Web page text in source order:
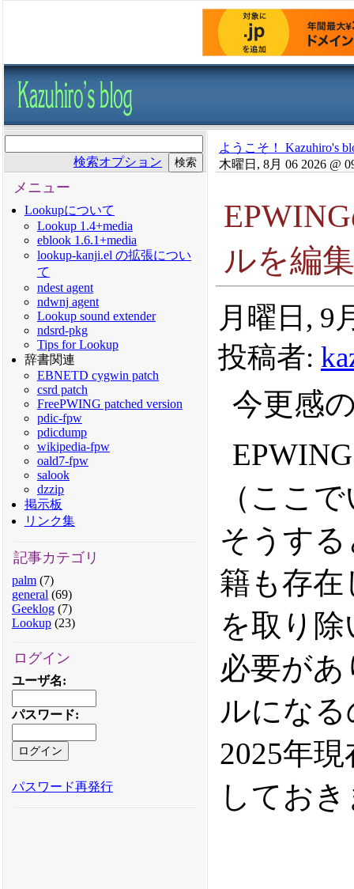
検索オプション
メニュー
Lookupについて
Lookup 1.4+media
eblook 1.6.1+media
lookup-kanji.el の拡張につい
て
ndest agent
ndwnj agent
Lookup sound extender
ndsrd-pkg
Tips for Lookup
辞書関連
EBNETD cygwin patch
csrd patch
FreePWING patched version
pdic-fpw
pdicdump
wikipedia-fpw
oald7-fpw
salook
dzzip
掲示板
リンク集
記事カテゴリ
palm(7)
general (69)
Geeklog(7)
Lookup(23)
ログイン
ユーザ名:
パスワード:
パスワード再発行
ようこそ！ Kazuhiro's
木曜日, 8月 06 2026 @
ルを編
月曜日, 9
投稿者:
今更感
（ここ
そうす
籍も存
を取り
必要が
ルにな
2025年
してお